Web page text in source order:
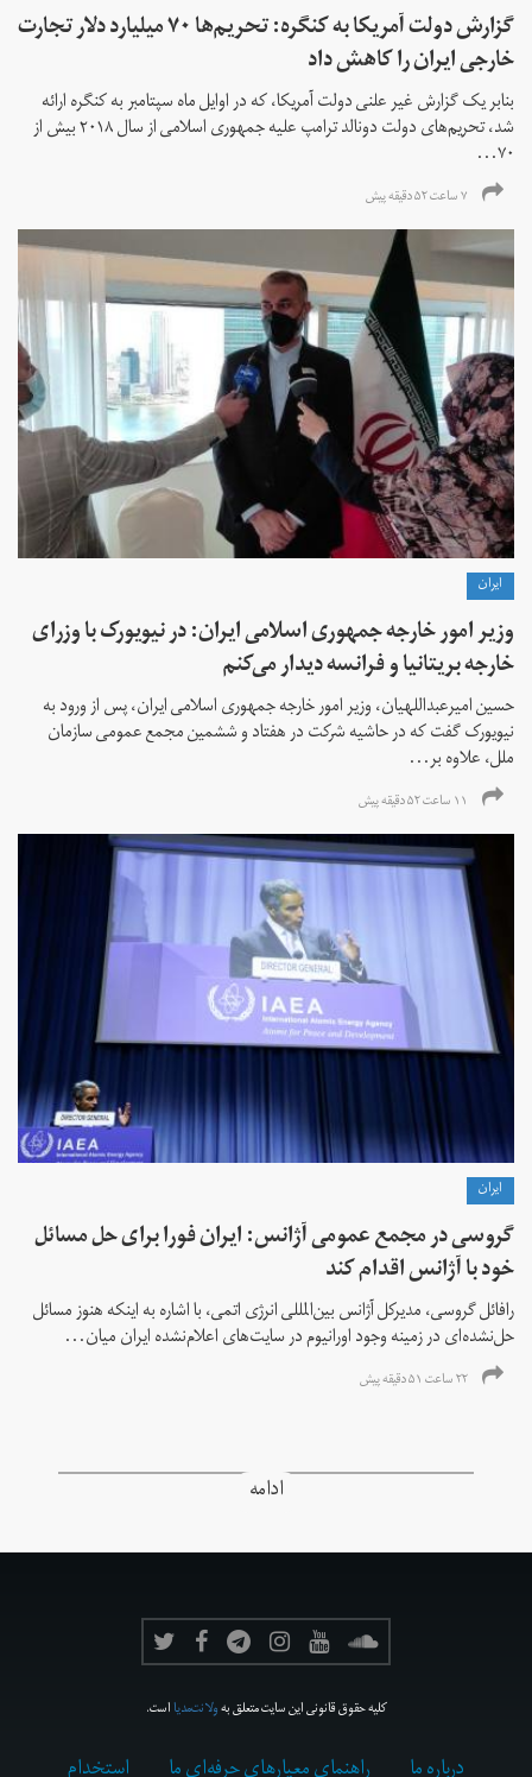
گزارش دولت آمریکا به کنگره: تحریم‌ها ۷۰ میلیارد دلار تجارت
خارجی ایران را کاهش داد
بنابر یک گزارش غیر علنی دولت آمریکا، که در اوایل ماه سپتامبر به کنگره ارائه
شد، تحریم‌های دولت دونالد ترامپ علیه جمهوری اسلامی از سال ۲۰۱۸ بیش از
۷۰...
۷ ساعت ۵۲ دقیقه پیش
ايران
وزیر امور خارجه جمهوری اسلامی ایران: در نیویورک با وزرای
خارجه بریتانیا و فرانسه دیدار می‌کنم
حسین امیرعبداللهیان، وزیر امور خارجه جمهوری اسلامی ایران، پس از ورود به
نیویورک گفت که در حاشیه شرکت در هفتاد و ششمین مجمع عمومی سازمان
ملل، علاوه بر...
۱۱ ساعت ۵۲ دقیقه پیش
ايران
گروسی در مجمع عمومی آژانس: ایران فورا برای حل مسائل
خود با آژانس اقدام کند
رافائل گروسی، مدیرکل آژانس بین‌المللی انرژی اتمی، با اشاره به اینکه هنوز مسائل
حل‌نشده‌ای در زمینه وجود اورانیوم در سایت‌های اعلام‌نشده ایران میان...
۲۲ ساعت ۵۱ دقیقه پیش
ادامه
کلیه حقوق قانونی این سایت متعلق بهولانت‌مدیااست.